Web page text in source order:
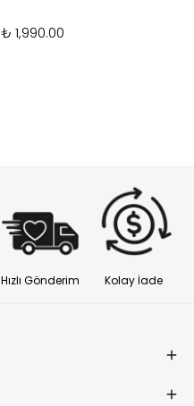
₺ 1,990.00
Hızlı Gönderim Kolay İade